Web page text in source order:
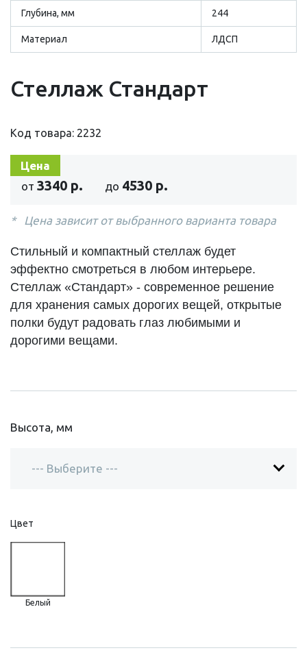
Глубина, мм 244
Материал ЛДСП
Стеллаж Стандарт
Код товара: 2232
Цена
от 3340 р. до 4530 р.
Цена зависит от выбранного варианта товара
Стильный и компактный стеллаж будет
эффектно смотреться в любом интерьере.
Стеллаж «Стандарт» - современное решение
для хранения самых дорогих вещей, открытые
полки будут радовать глаз любимыми и
дорогими вещами.
Высота, мм
Цвет
Белый